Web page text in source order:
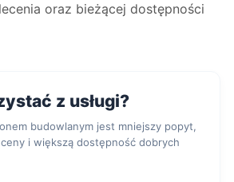
oraz bieżącej dostępności
z usługi?
budowlanym jest mniejszy popyt,
i większą dostępność dobrych